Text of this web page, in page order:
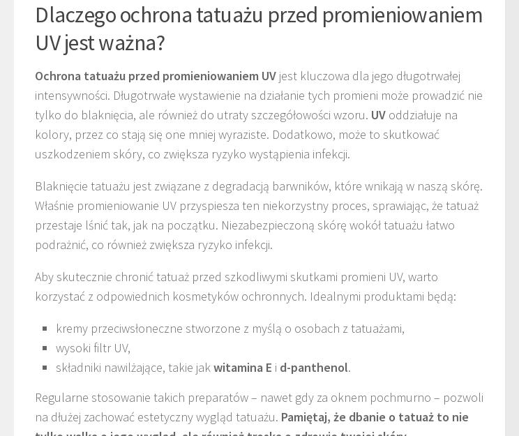
Dlaczego ochrona tatuażu przed promieniowaniem
UV jest ważna?
Ochrona tatuażu przed promieniowaniem UV jest kluczowa dla jego długotrwałej
intensywności. Długotrwałe wystawienie na działanie tych promieni może prowadzić nie
tylko do blaknięcia, ale również do utraty szczegółowości wzoru. UV oddziałuje na
kolory, przez co stają się one mniej wyraziste. Dodatkowo, może to skutkować
uszkodzeniem skóry, co zwiększa ryzyko wystąpienia infekcji.
Blaknięcie tatuażu jest związane z degradacją barwników, które wnikają w naszą skórę.
Właśnie promieniowanie UV przyspiesza ten niekorzystny proces, sprawiając, że tatuaż
przestaje lśnić tak, jak na początku. Niezabezpieczoną skórę wokół tatuażu łatwo
podrażnić, co również zwiększa ryzyko infekcji.
Aby skutecznie chronić tatuaż przed szkodliwymi skutkami promieni UV, warto
korzystać z odpowiednich kosmetyków ochronnych. Idealnymi produktami będą:
kremy przeciwsłoneczne stworzone z myślą o osobach z tatuażami,
wysoki filtr UV,
składniki nawilżające, takie jakwitamina E i d-panthenol.
Regularne stosowanie takich preparatów – nawet gdy za oknem pochmurno – pozwoli
na dłużej zachować estetyczny wygląd tatuażu. Pamiętaj, że dbanie o tatuaż to nie